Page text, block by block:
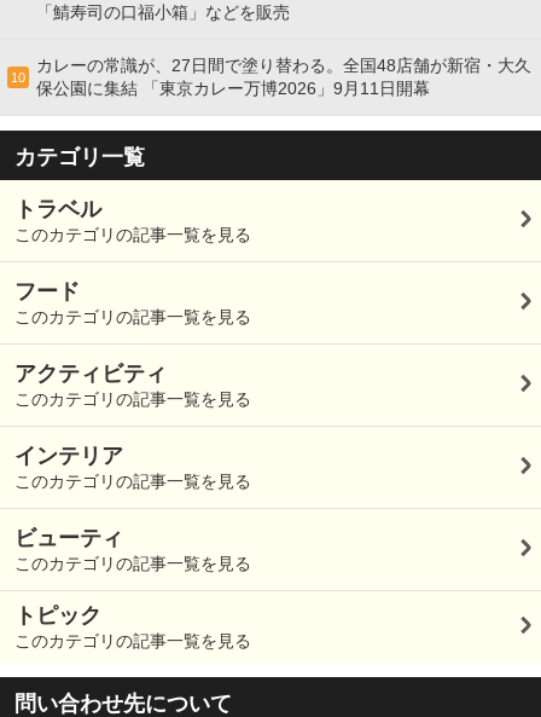
「鯖寿司の口福小箱」などを販売
10
カレーの常識が、27日間で塗り替わる。全国48店舗が新宿・大久
保公園に集結 「東京カレー万博2026」9月11日開幕
カテゴリ一覧
トラベル
このカテゴリの記事一覧を見る
フード
このカテゴリの記事一覧を見る
アクティビティ
このカテゴリの記事一覧を見る
インテリア
このカテゴリの記事一覧を見る
ビューティ
このカテゴリの記事一覧を見る
トピック
このカテゴリの記事一覧を見る
問い合わせ先について